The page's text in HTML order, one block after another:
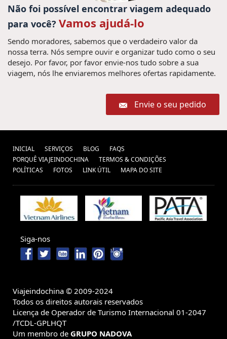
Não foi possível encontrar viagem adequado
para você? Vamos ajudá-lo
Sendo moradores, sabemos que o verdadeiro valor da
nossa terra. Nós sempre ouvir e organizar tudo como o seu
desejo. Por favor, por favor envie-nos tudo sobre a sua
viagem, nós lhe enviaremos melhores ofertas rapidamente.
Envie o seu pedido
INICIAL SERVIÇOS BLOG
FAQS
PORQUÊ VIAJEINDOCHINA
TERMOS & CONDIÇÕES
POLÍTICAS
FOTOS LINK ÚTIL MAPA DO SITE
Siga-nos
Viajeindochina © 2009-2024
Todos os direitos autorais reservados
Licença de Operador de Turismo Internacional 01-2047
/TCDL-GPLHQT
Um membro de GRUPO NADOVA